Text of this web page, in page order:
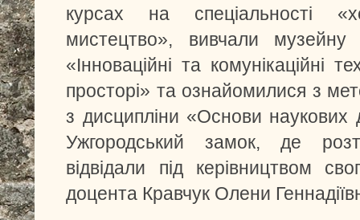
курсах на спеціальності
мистецтво», вивчали музейну
«Інноваційні та комунікаційні
просторі» та ознайомилися з
з дисципліни «Основи наукових
Ужгородський замок, де
відвідали під керівництвом
доцента Кравчук Олени